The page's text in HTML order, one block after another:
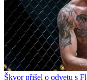
Škvor přišel o odvetu s